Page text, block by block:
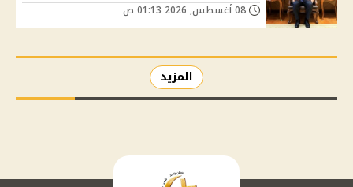
المزيد